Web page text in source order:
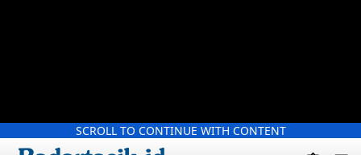
SCROLL TO CONTINUE WITH CONTENT